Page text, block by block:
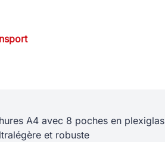
A4 avec 8 poches en plexiglas
et robuste